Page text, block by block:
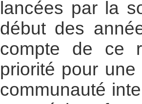
lancées par la
début des
compte de ce
priorité pour une
communauté